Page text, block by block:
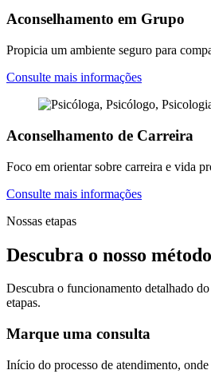
Aconselhamento em Grupo
Propicia um ambiente seguro para
Consulte mais informações
Aconselhamento de Carreira
Foco em orientar sobre carreira e vida
Consulte mais informações
Nossas etapas
Descubra o nosso
Descubra o funcionamento detalhado
etapas.
Marque uma consulta
Início do processo de atendimento,